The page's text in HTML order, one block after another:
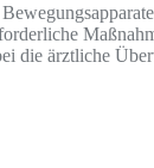
die ärztliche